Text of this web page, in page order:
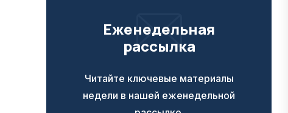
Еженедельная
рассылка
Читайте ключевые материалы
недели в нашей еженедельной